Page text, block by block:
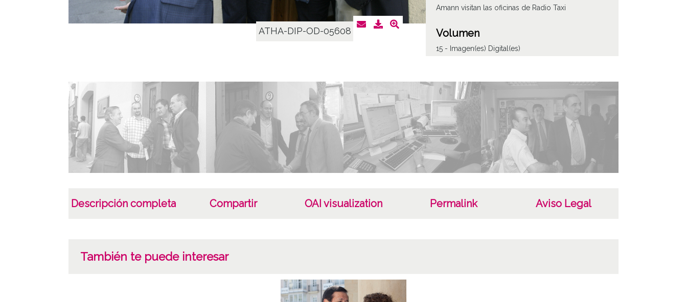
ATHA-DIP-OD-05608
Amann visitan las oficinas de Radio Taxi
Volumen
15 - Imagen(es) Digital(es)
Fotográfico
Fecha
20040615
Lugar
Vitoria-Gasteiz
Autor
Descripción completa Compartir OAI visualization Permalink Aviso Legal
También te puede interesar